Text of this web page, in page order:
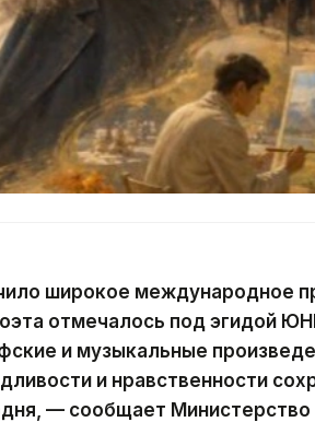
широкое международное
отмечалось под эгидой
и музыкальные
и нравственности
— сообщает Министерство